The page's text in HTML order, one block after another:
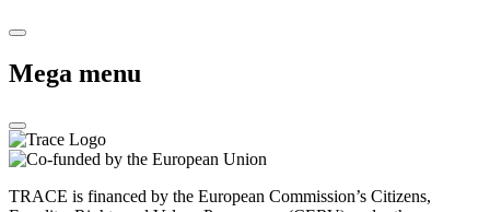
Mega menu
TRACE is financed by the European Commission’s Citizens,